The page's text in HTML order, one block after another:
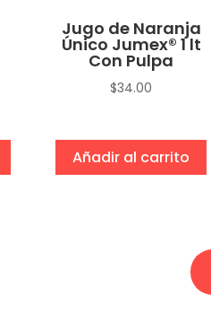
Jugo de Naranja
Único Jumex® 1 lt
Con Pulpa
$34.00
Añadir al carrito